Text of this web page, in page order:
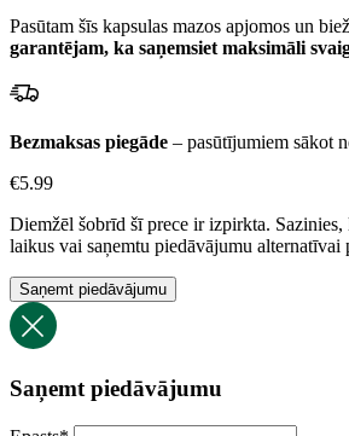
Pasūtam šīs kapsulas mazos apjomos un
garantējam, ka saņemsiet maksimāli
Bezmaksas piegāde – pasūtījumiem sākot
€5.99
Diemžēl šobrīd šī prece ir izpirkta. Sazinies,
laikus vai saņemtu piedāvājumu alternatīvai
Saņemt piedāvājumu
Saņemt piedāvājumu